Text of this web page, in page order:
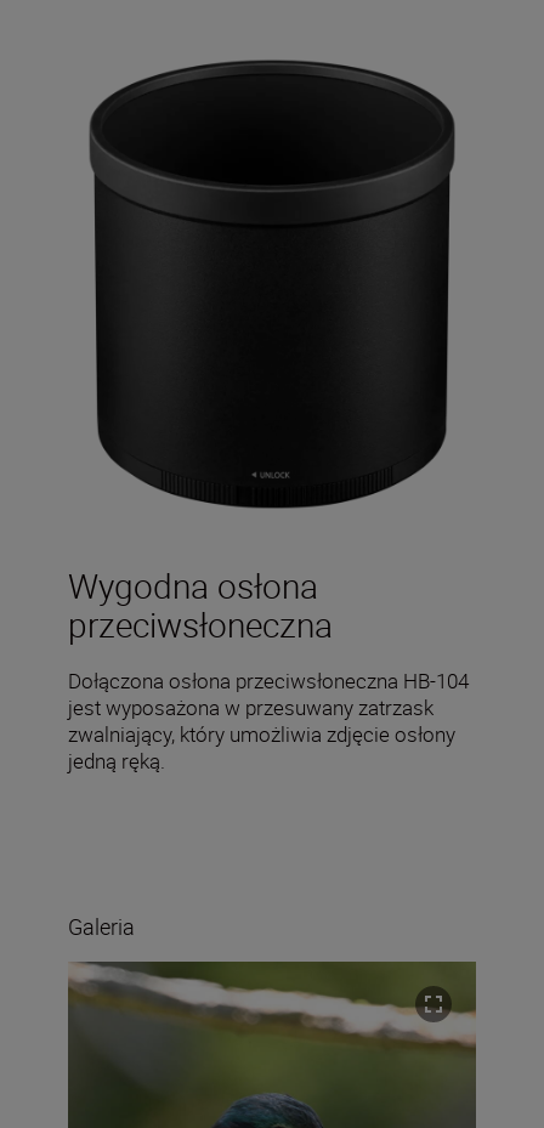
Wygodna osłona
przeciwsłoneczna
Dołączona osłona przeciwsłoneczna HB-104
jest wyposażona w przesuwany zatrzask
zwalniający, który umożliwia zdjęcie osłony
jedną ręką.
Galeria